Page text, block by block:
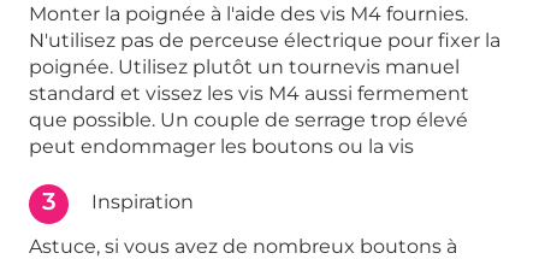
Monter la poignée à l'aide des vis M4 fournies.
N'utilisez pas de perceuse électrique pour fixer la
poignée. Utilisez plutôt un tournevis manuel
standard et vissez les vis M4 aussi fermement
que possible. Un couple de serrage trop élevé
peut endommager les boutons ou la vis
3
Inspiration
Astuce, si vous avez de nombreux boutons à